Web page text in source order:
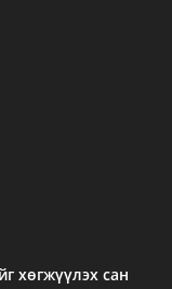
хөгжүүлэх сан